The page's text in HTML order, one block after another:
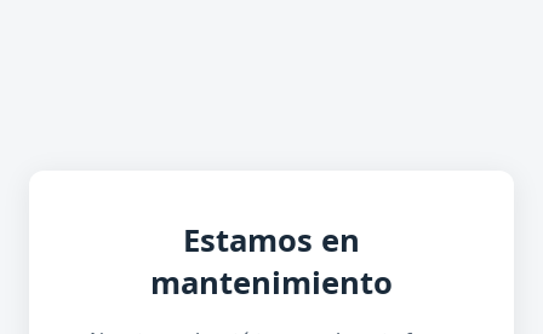
Estamos en
mantenimiento